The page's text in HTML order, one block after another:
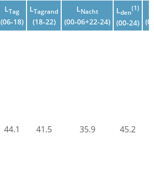
LTag
(06‑18)
LTagrand
(18‑22)
LNacht
(00‑06+22-24)
Lden
(1)
(00‑24)
44.1 41.5 35.9 45.2